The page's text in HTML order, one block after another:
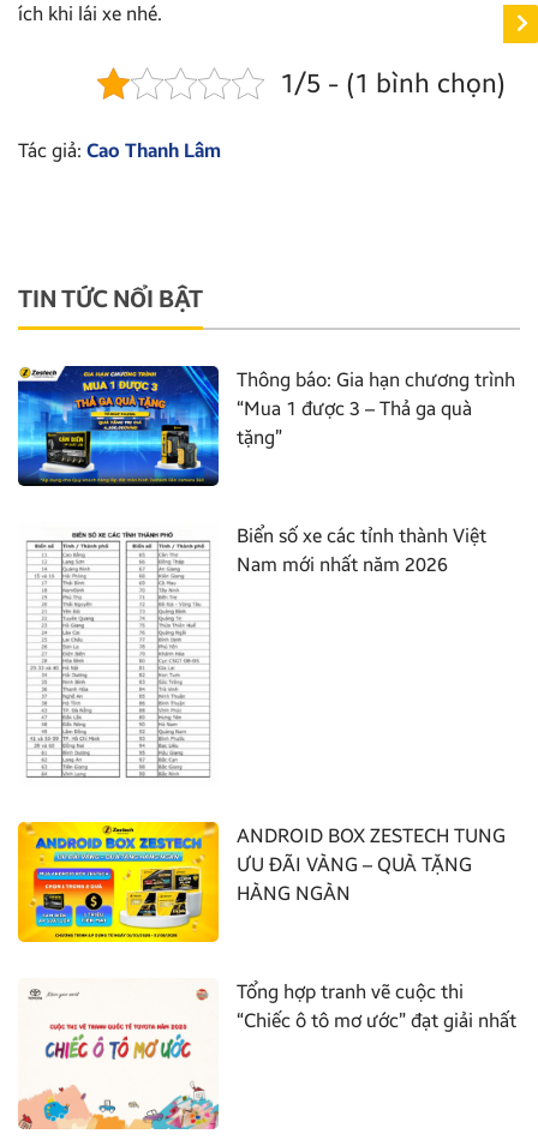
ích khi lái xe nhé.
1/5 - (1 bình chọn)
Tác giả: Cao Thanh Lâm
TIN TỨC NỔI BẬT
Thông báo: Gia hạn chương trình
“Mua 1 được 3 – Thả ga quà
tặng”
Biển số xe các tỉnh thành Việt
Nam mới nhất năm 2026
ANDROID BOX ZESTECH TUNG
ƯU ĐÃI VÀNG – QUÀ TẶNG
HÀNG NGÀN
Tổng hợp tranh vẽ cuộc thi
“Chiếc ô tô mơ ước” đạt giải nhất